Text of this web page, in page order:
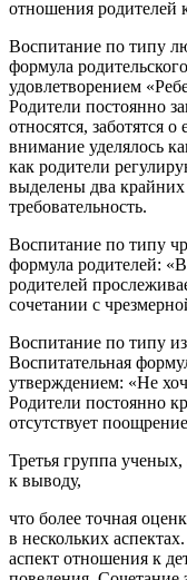
отношения родителей
Воспитание по типу
формула
удовлетворением
Родители постоянно
относятся, заботятся
внимание уделялось
как родители
выделены два
требовательность.
Воспитание по типу
формула родителей:
родителей
сочетании с
Воспитание по типу
Воспитательная
утверждением: «Не
Родители постоянно
отсутствует
Третья группа
к выводу,
что более точная
в нескольких
аспект отношения к